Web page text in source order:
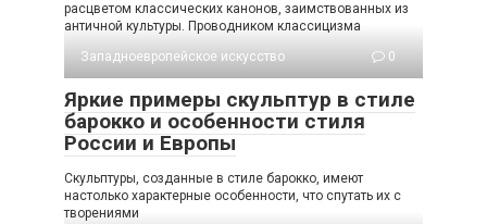
расцветом классических канонов, заимствованных из
античной культуры. Проводником классицизма
Западноевропейское искусство
0
Яркие примеры скульптур в стиле
барокко и особенности стиля
России и Европы
Скульптуры, созданные в стиле барокко, имеют
настолько характерные особенности, что спутать их с
творениями